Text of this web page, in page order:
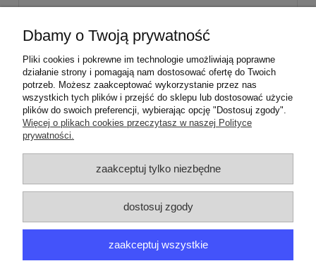
Stabilizator palnika średniego Sabaf Amica
Mastercook
29,00 zł
ZAMÓWIENIA
PRODUCENCI
MOJE KONTO
Dbamy o Twoją prywatność
Pliki cookies i pokrewne im technologie umożliwiają poprawne
działanie strony i pomagają nam dostosować ofertę do Twoich
potrzeb. Możesz zaakceptować wykorzystanie przez nas
wszystkich tych plików i przejść do sklepu lub dostosować użycie
plików do swoich preferencji, wybierając opcję "Dostosuj zgody".
Więcej o plikach cookies przeczytasz w naszej Polityce
prywatności.
zaakceptuj tylko niezbędne
dostosuj zgody
zaakceptuj wszystkie